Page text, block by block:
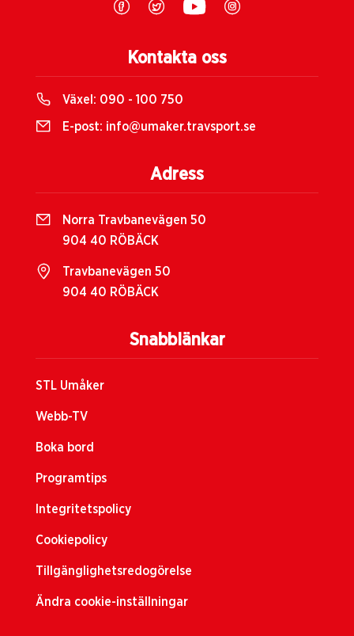
Snabblänkar
STL Umåker
Webb-TV
Boka bord
Programtips
Integritetspolicy
Cookiepolicy
Tillgänglighetsredogörelse
Ändra cookie-inställningar
Kontakta oss
Växel: 090 - 100 750
E-post: info@umaker.travsport.se
Adress
Norra Travbanevägen 50
904 40 RÖBÄCK
Travbanevägen 50
904 40 RÖBÄCK